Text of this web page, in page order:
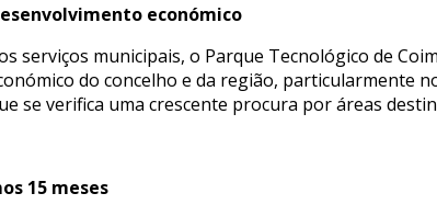
económico
serviços municipais, o Parque Tecnológico de
do concelho e da região, particularmente
se verifica uma crescente procura por áreas
15 meses